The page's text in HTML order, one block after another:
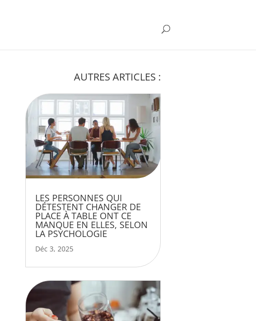
AUTRES ARTICLES :
LES PERSONNES QUI
DÉTESTENT CHANGER DE
PLACE À TABLE ONT CE
MANQUE EN ELLES, SELON
LA PSYCHOLOGIE
Déc 3, 2025